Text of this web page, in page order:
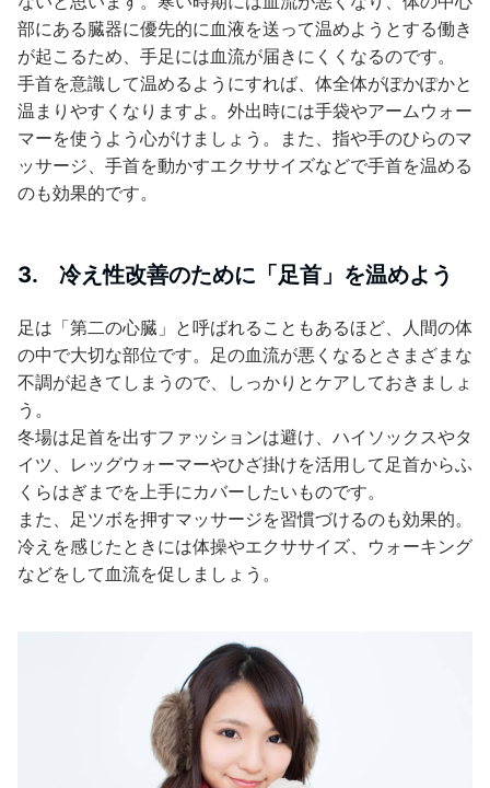
部にある臓器に優先的に血液を送って温めようとする働き
が起こるため、手足には血流が届きにくくなるのです。
手首を意識して温めるようにすれば、体全体がぽかぽかと
温まりやすくなりますよ。外出時には手袋やアームウォー
マーを使うよう心がけましょう。また、指や手のひらのマ
ッサージ、手首を動かすエクササイズなどで手首を温める
のも効果的です。
3. 冷え性改善のために「足首」を温めよう
足は「第二の心臓」と呼ばれることもあるほど、人間の体
の中で大切な部位です。足の血流が悪くなるとさまざまな
不調が起きてしまうので、しっかりとケアしておきましょ
う。
冬場は足首を出すファッションは避け、ハイソックスやタ
イツ、レッグウォーマーやひざ掛けを活用して足首からふ
くらはぎまでを上手にカバーしたいものです。
また、足ツボを押すマッサージを習慣づけるのも効果的。
冷えを感じたときには体操やエクササイズ、ウォーキング
などをして血流を促しましょう。